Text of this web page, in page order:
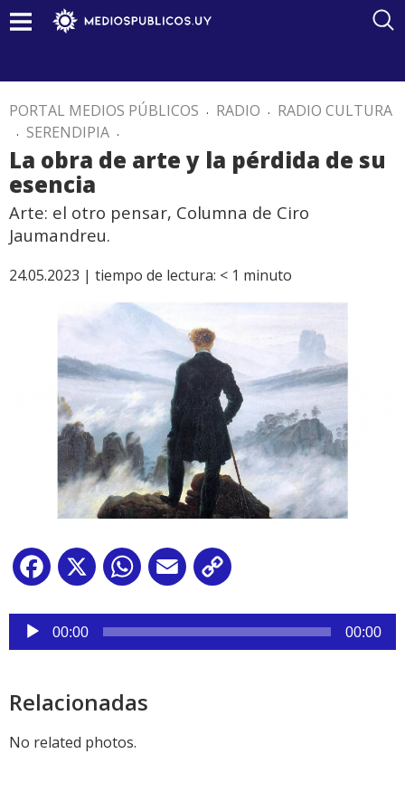
PORTAL MEDIOS PÚBLICOS . RADIO . RADIO CULTURA
. SERENDIPIA .
La obra de arte y la pérdida de su
esencia
Arte: el otro pensar, Columna de Ciro
Jaumandreu.
24.05.2023 | tiempo de lectura: < 1 minuto
Facebook
X WhatsApp
Email
Reproductor
audio
00:00 00:00
Relacionadas
No related photos.